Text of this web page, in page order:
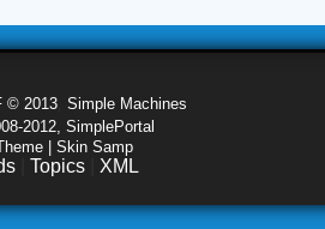
© 2013 Simple Machines
2012, SimplePortal
| Skin Samp
Topics XML